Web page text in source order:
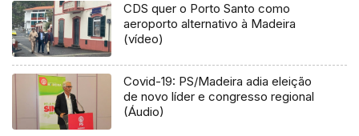
CDS quer o Porto Santo como
aeroporto alternativo à Madeira
(vídeo)
Covid-19: PS/Madeira adia eleição
de novo líder e congresso regional
(Áudio)